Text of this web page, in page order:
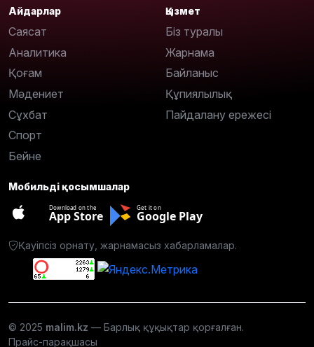
Айдарлар
Саясат
Аналитика
Қоғам
Мәдениет
Сұхбат
Спорт
Бейне
Қызмет
Біз туралы
Жарнама
Байланыс
Құпиялылық
Пайдалану ережесі
Мобильді қосымшалар
Download on the
App Store
Get it on
Google Play
Қауіпсіз орнату, жарнамасыз хабарламалар.
© 2025 malim.kz — Барлық құқықтар қорғалған.
Прайс-парақшасы